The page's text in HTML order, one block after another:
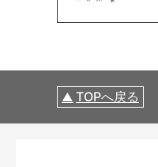
TOPへ戻る